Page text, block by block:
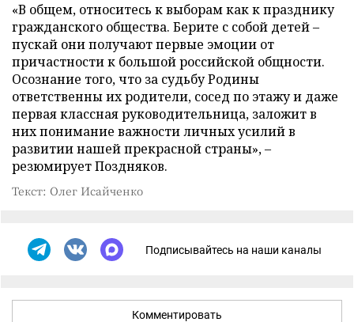
«В общем, относитесь к выборам как к празднику
гражданского общества. Берите с собой детей –
пускай они получают первые эмоции от
причастности к большой российской общности.
Осознание того, что за судьбу Родины
ответственны их родители, сосед по этажу и даже
первая классная руководительница, заложит в
них понимание важности личных усилий в
развитии нашей прекрасной страны», –
резюмирует Поздняков.
Текст: Олег Исайченко
Подписывайтесь на наши каналы
Комментировать